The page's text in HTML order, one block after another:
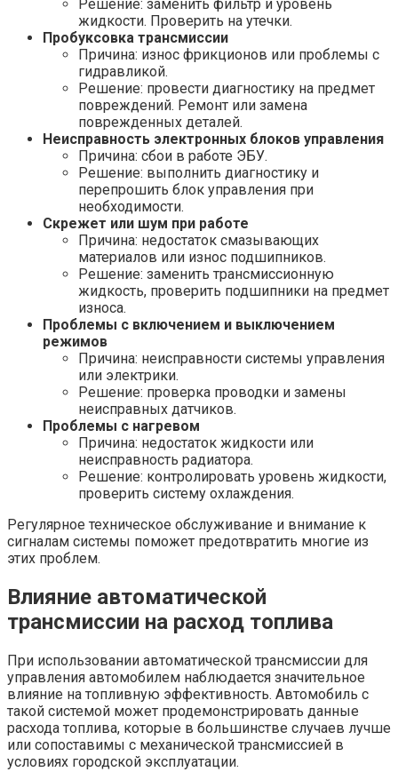
Решение: заменить фильтр и уровень
жидкости. Проверить на утечки.
Пробуксовка трансмиссии
Причина: износ фрикционов или проблемы с
гидравликой.
Решение: провести диагностику на предмет
повреждений. Ремонт или замена
поврежденных деталей.
Неисправность электронных блоков управления
Причина: сбои в работе ЭБУ.
Решение: выполнить диагностику и
перепрошить блок управления при
необходимости.
Скрежет или шум при работе
Причина: недостаток смазывающих
материалов или износ подшипников.
Решение: заменить трансмиссионную
жидкость, проверить подшипники на предмет
износа.
Проблемы с включением и выключением
режимов
Причина: неисправности системы управления
или электрики.
Решение: проверка проводки и замены
неисправных датчиков.
Проблемы с нагревом
Причина: недостаток жидкости или
неисправность радиатора.
Решение: контролировать уровень жидкости,
проверить систему охлаждения.
Регулярное техническое обслуживание и внимание к
сигналам системы поможет предотвратить многие из
этих проблем.
Влияние автоматической
трансмиссии на расход топлива
При использовании автоматической трансмиссии для
управления автомобилем наблюдается значительное
влияние на топливную эффективность. Автомобиль с
такой системой может продемонстрировать данные
расхода топлива, которые в большинстве случаев лучше
или сопоставимы с механической трансмиссией в
условиях городской эксплуатации.